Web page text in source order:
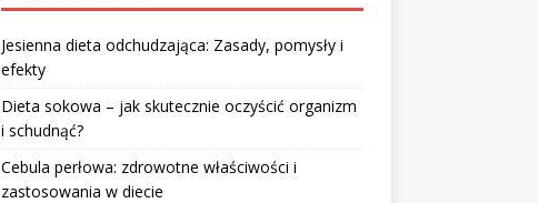
Jesienna dieta odchudzająca: Zasady, pomysły i
efekty
Dieta sokowa – jak skutecznie oczyścić organizm
i schudnąć?
Cebula perłowa: zdrowotne właściwości i
zastosowania w diecie